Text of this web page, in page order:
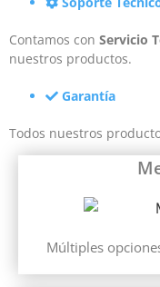
Contamos con Servicio
nuestros productos.
Garantía
Todos nuestros
Múltiples